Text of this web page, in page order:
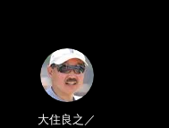
大住良之／